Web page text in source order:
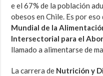
e el 67% de la población
obesos en Chile. Es por
Mundial de la
Intersectorial para el
llamado a alimentarse de
La carrera de Nutrición y